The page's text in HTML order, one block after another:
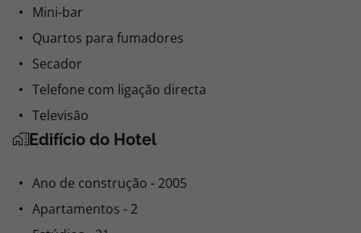
Mini-bar
Quartos para fumadores
Secador
Telefone com ligação directa
Televisão
Edifício do Hotel
Ano de construção - 2005
Apartamentos - 2